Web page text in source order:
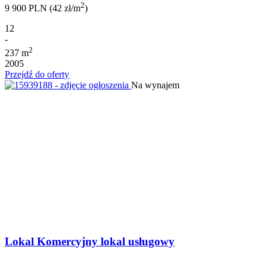
9 900 PLN (42 zł/m2)
12
-
237 m2
2005
Przejdź do oferty
Na wynajem
Lokal Komercyjny lokal usługowy